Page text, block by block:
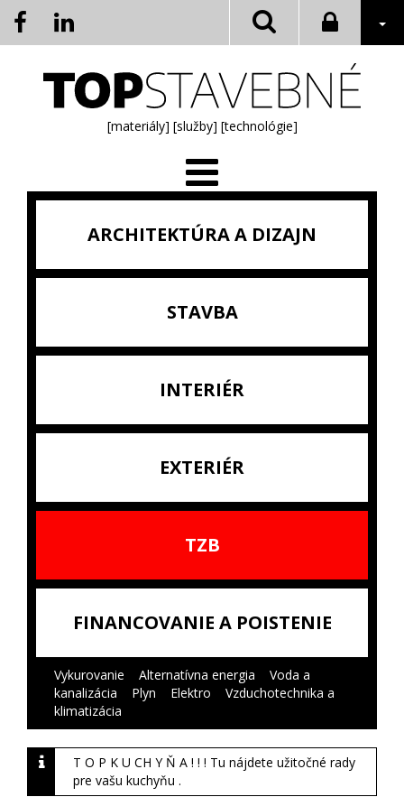
[materiály] [služby] [technológie]
ARCHITEKTÚRA A DIZAJN
STAVBA
INTERIÉR
EXTERIÉR
TZB
FINANCOVANIE A POISTENIE
Vykurovanie Alternatívna energia
Voda a
kanalizácia
Plyn Elektro
Vzduchotechnika a
klimatizácia
T O P K U CH Y Ň A ! ! ! Tu nájdete užitočné rady
pre vašu kuchyňu .